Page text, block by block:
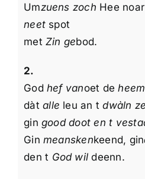
Umzuens zoch Hee noar
neet spot
metZin gebod.
2.
Godhef vanoet de
dàt alle leu an tdwàln
gingood doot en t
Ginmeanskenkeend, gin
den t God wil deenn.